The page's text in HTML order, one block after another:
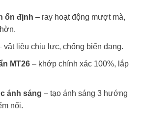
ổn định – ray hoạt động mượt mà,
vật liệu chịu lực, chống biến dạng.
MT26– khớp chính xác 100%, lắp
ánh sáng – tạo ánh sáng 3 hướng
nối.